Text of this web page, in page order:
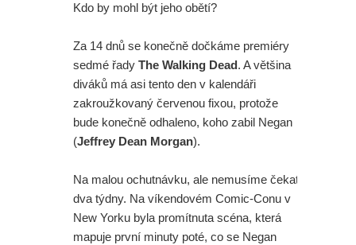
Kdo by mohl být jeho obětí?
Za 14 dnů se konečně dočkáme premiéry
sedmé řady The Walking Dead. A většina
diváků má asi tento den v kalendáři
zakroužkovaný červenou fixou, protože
bude konečně odhaleno, koho zabil Negan
(Jeffrey Dean Morgan).
Na malou ochutnávku, ale nemusíme čekat
dva týdny. Na víkendovém Comic-Conu v
New Yorku byla promítnuta scéna, která
mapuje první minuty poté, co se Negan